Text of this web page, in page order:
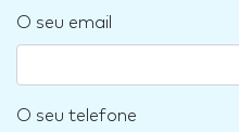
O seu email
O seu telefone